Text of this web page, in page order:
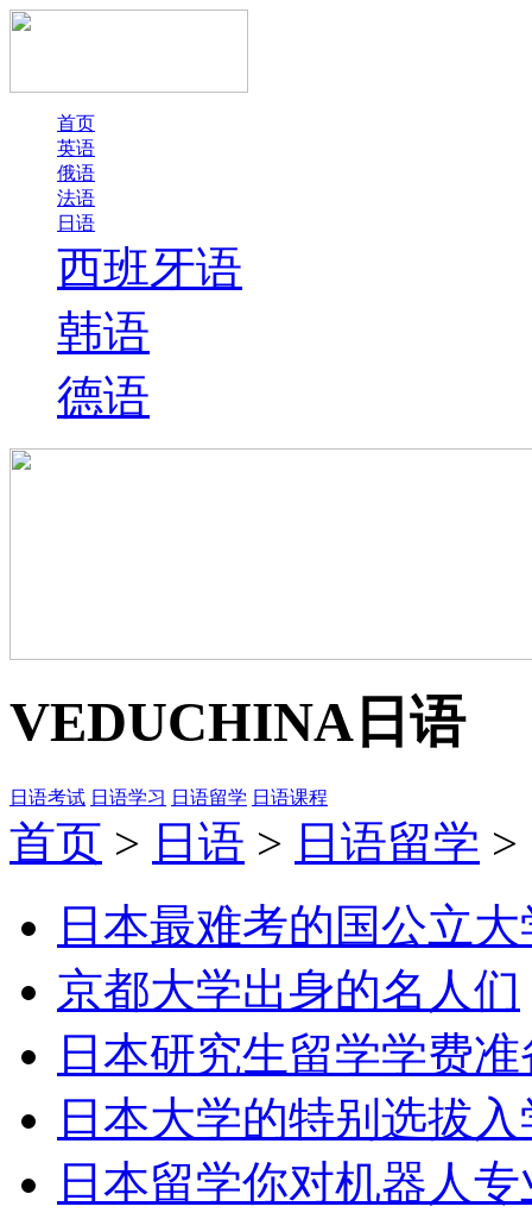
首页
英语
俄语
法语
日语
西班牙语
韩语
德语
VEDUCHINA 日语
日语考试 日语学习 日语留学 日语课程
首页 > 日语 > 日语留学 >
日本最难考的国公立大
京都大学出身的名人们
日本研究生留学学费
日本大学的特别选拔
日本留学你对机器人